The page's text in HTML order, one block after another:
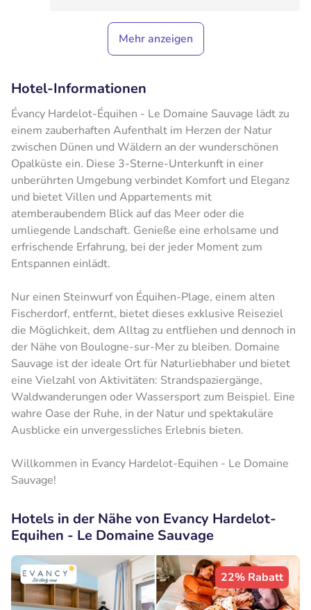
Mehr anzeigen
Hotel-Informationen
Évancy Hardelot-Équihen - Le Domaine Sauvage lädt zu
einem zauberhaften Aufenthalt im Herzen der Natur
zwischen Dünen und Wäldern an der wunderschönen
Opalküste ein. Diese 3-Sterne-Unterkunft in einer
unberührten Umgebung verbindet Komfort und Eleganz
und bietet Villen und Appartements mit
atemberaubendem Blick auf das Meer oder die
umliegende Landschaft. Genieße eine erholsame und
erfrischende Erfahrung, bei der jeder Moment zum
Entspannen einlädt.
Nur einen Steinwurf von Équihen-Plage, einem alten
Fischerdorf, entfernt, bietet dieses exklusive Reiseziel
die Möglichkeit, dem Alltag zu entfliehen und dennoch in
der Nähe von Boulogne-sur-Mer zu bleiben. Domaine
Sauvage ist der ideale Ort für Naturliebhaber und bietet
eine Vielzahl von Aktivitäten: Strandspaziergänge,
Waldwanderungen oder Wassersport zum Beispiel. Eine
wahre Oase der Ruhe, in der Natur und spektakuläre
Ausblicke ein unvergessliches Erlebnis bieten.
Willkommen in Evancy Hardelot-Equihen - Le Domaine
Sauvage!
Hotels in der Nähe von Evancy Hardelot-
Equihen - Le Domaine Sauvage
22% Rabatt